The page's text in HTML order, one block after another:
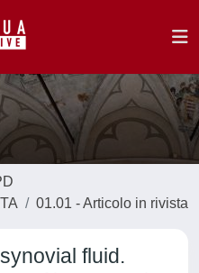
01.01 - Articolo in rivista
fluid.